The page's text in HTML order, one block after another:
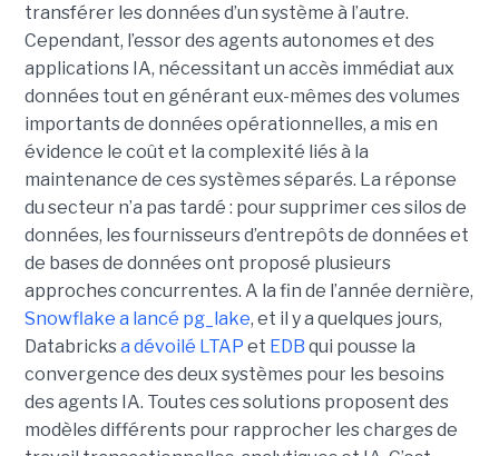
transférer les données d’un système à l’autre.
Cependant, l’essor des agents autonomes et des
applications IA, nécessitant un accès immédiat aux
données tout en générant eux-mêmes des volumes
importants de données opérationnelles, a mis en
évidence le coût et la complexité liés à la
maintenance de ces systèmes séparés. La réponse
du secteur n’a pas tardé : pour supprimer ces silos de
données, les fournisseurs d’entrepôts de données et
de bases de données ont proposé plusieurs
approches concurrentes. A la fin de l’année dernière,
Snowflake a lancé pg_lake, et il y a quelques jours,
Databricksa dévoilé LTAP et EDB qui pousse la
convergence des deux systèmes pour les besoins
des agents IA. Toutes ces solutions proposent des
modèles différents pour rapprocher les charges de